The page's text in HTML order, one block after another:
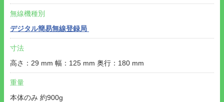
無線機種別
デジタル簡易無線登録局
寸法
高さ：29 mm 幅：125 mm 奥行：180 mm
重量
本体のみ 約900g